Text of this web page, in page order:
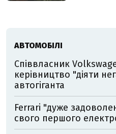
АВТОМОБІЛІ
Співвласник
керівництво "діяти
автогіганта
Ferrari "дуже
свого першого